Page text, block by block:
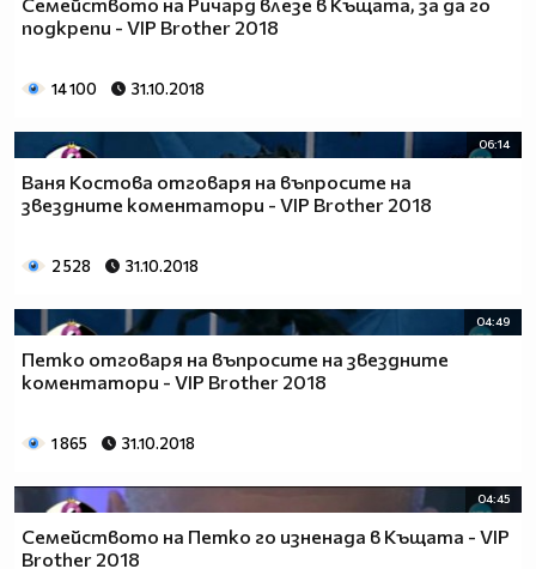
подкрепи - VIP Brother 2018
14 100 31.10.2018
06:14
Ваня Костова отговаря на въпросите на
звездните коментатори - VIP Brother 2018
2 528 31.10.2018
04:49
Петко отговаря на въпросите на звездните
коментатори - VIP Brother 2018
1 865 31.10.2018
04:45
Семейството на Петко го изненада в Къщата - VIP
Brother 2018